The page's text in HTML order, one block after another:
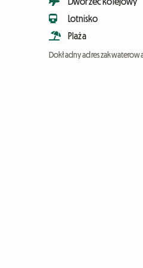
Lotnisko
Plaża
Dokładny adres